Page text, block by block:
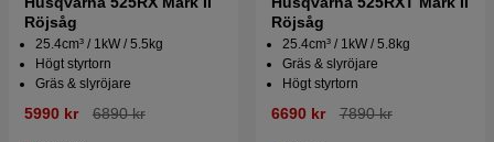
Röjsåg
25.4cm³ / 1kW / 5.5kg
Högt styrtorn
Gräs & slyröjare
5990 kr 6890 kr
Röjsåg
25.4cm³ / 1kW / 5.8kg
Gräs & slyröjare
Högt styrtorn
6690 kr 7890 kr